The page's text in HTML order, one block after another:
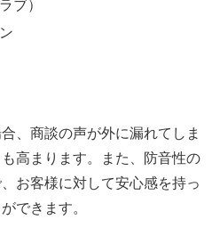
ブ）
、商談の声が外に漏れてしま
高まります。また、防音性の
お客様に対して安心感を持っ
できます。